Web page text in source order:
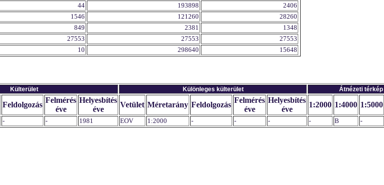
44 193898
2406
1546 121260
28260
849 2381
1348
27553 27553
27553
10 298640 15648
Külterület Különleges külterület Átnézeti térkép
Feldolgozás
Felmérés
éve
Helyesbítés
éve
Vetület Méretarány Feldolgozás
Felmérés
éve
Helyesbítés
éve
1:2000 1:4000 1:5000
- - 1981 EOV 1:2000 - - - - B -